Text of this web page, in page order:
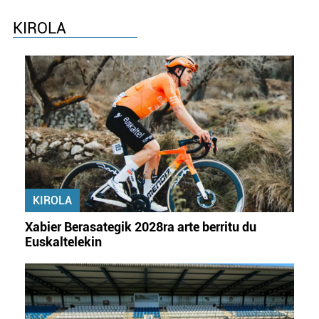
KIROLA
KIROLA
Xabier Berasategik 2028ra arte berritu du
Euskaltelekin